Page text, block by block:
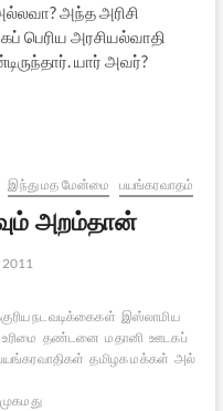
அந்த அரிசி
பெரிய அரசியல்வாதி
யார் அவர்?
இந்து மத மேன்மை பயங்கரவாதம்
அறம்தான்
நடவடிக்கைகள் இஸ்லாமிய
தண்டனை மதானி ஊடகப்
தமிழக மக்கள் அல்
முகமது